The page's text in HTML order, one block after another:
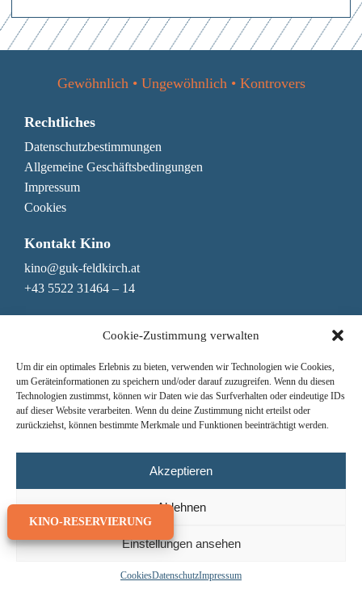
Cookie-Zustimmung verwalten
Um dir ein optimales Erlebnis zu bieten, verwenden wir Technologien wie Cookies,
um Geräteinformationen zu speichern und/oder darauf zuzugreifen. Wenn du diesen
Technologien zustimmst, können wir Daten wie das Surfverhalten oder eindeutige IDs
auf dieser Website verarbeiten. Wenn du deine Zustimmung nicht erteilst oder
zurückziehst, können bestimmte Merkmale und Funktionen beeinträchtigt werden.
Akzeptieren
Ablehnen
Einstellungen ansehen
CookiesDatenschutzImpressum
Gewöhnlich • Ungewöhnlich • Kontrovers
Rechtliches
Datenschutzbestimmungen
Allgemeine Geschäftsbedingungen
Impressum
Cookies
Kontakt Kino
kino@guk-feldkirch.at
+43 5522 31464 – 14
+43 5522 31464 – 10
Newsletter
Nichts mehr verpassen!
Hier zum Newsletter anmelden
Jede Woche das Mittagsmenü erhalten
KINO-RESERVIERUNG